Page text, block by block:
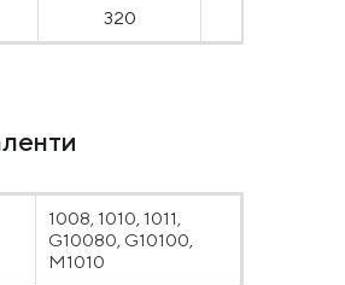
320
1008, 1010, 1011,
G10080, G10100,
M1010